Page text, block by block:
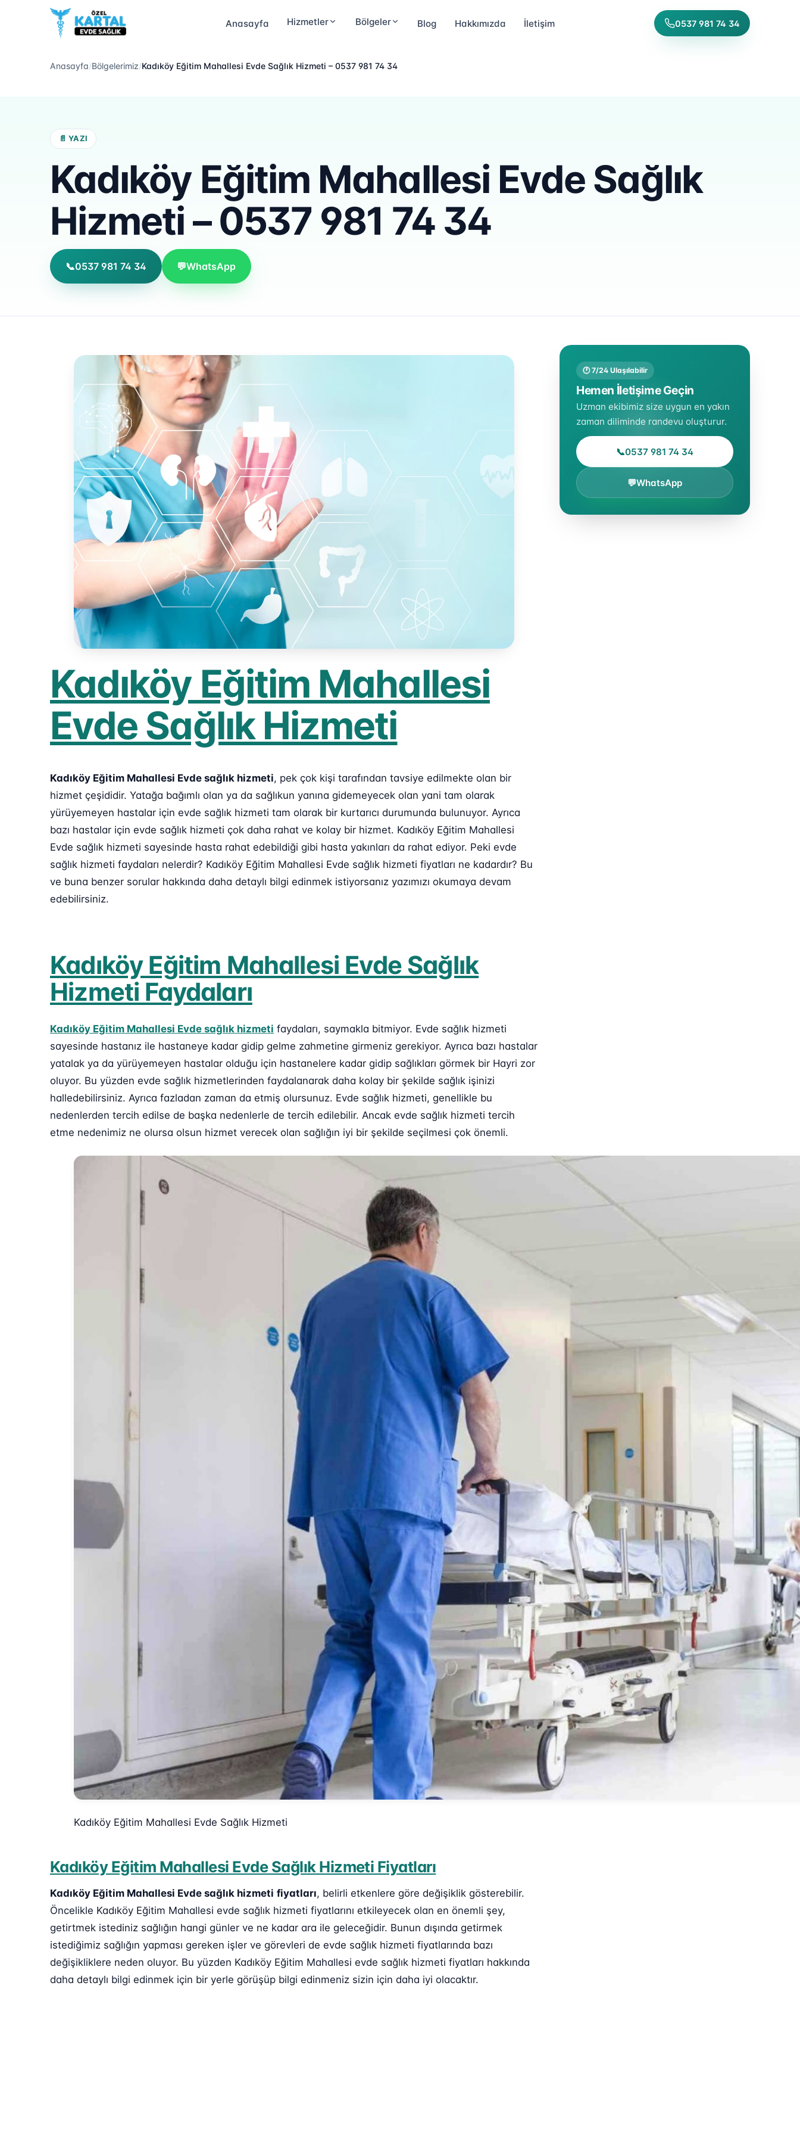
Anasayfa Hizmetler Bölgeler Blog Hakkımızda İletişim 0537 981 74 34
Anasayfa/Bölgelerimiz/Kadıköy Eğitim Mahallesi Evde Sağlık Hizmeti – 0537 981 74 34
📄 YAZI
Kadıköy Eğitim Mahallesi Evde Sağlık
Hizmeti – 0537 981 74 34
📞0537 981 74 34 💬WhatsApp
Kadıköy Eğitim Mahallesi
Evde Sağlık Hizmeti
Kadıköy Eğitim Mahallesi Evde sağlık hizmeti, pek çok kişi tarafından tavsiye edilmekte olan bir
hizmet çeşididir. Yatağa bağımlı olan ya da sağlıkun yanına gidemeyecek olan yani tam olarak
yürüyemeyen hastalar için evde sağlık hizmeti tam olarak bir kurtarıcı durumunda bulunuyor. Ayrıca
bazı hastalar için evde sağlık hizmeti çok daha rahat ve kolay bir hizmet. Kadıköy Eğitim Mahallesi
Evde sağlık hizmeti sayesinde hasta rahat edebildiği gibi hasta yakınları da rahat ediyor. Peki evde
sağlık hizmeti faydaları nelerdir? Kadıköy Eğitim Mahallesi Evde sağlık hizmeti fiyatları ne kadardır? Bu
ve buna benzer sorular hakkında daha detaylı bilgi edinmek istiyorsanız yazımızı okumaya devam
edebilirsiniz.
Kadıköy Eğitim Mahallesi Evde Sağlık
Hizmeti Faydaları
Kadıköy Eğitim Mahallesi Evde sağlık hizmeti faydaları, saymakla bitmiyor. Evde sağlık hizmeti
sayesinde hastanız ile hastaneye kadar gidip gelme zahmetine girmeniz gerekiyor. Ayrıca bazı hastalar
yatalak ya da yürüyemeyen hastalar olduğu için hastanelere kadar gidip sağlıkları görmek bir Hayri zor
oluyor. Bu yüzden evde sağlık hizmetlerinden faydalanarak daha kolay bir şekilde sağlık işinizi
halledebilirsiniz. Ayrıca fazladan zaman da etmiş olursunuz. Evde sağlık hizmeti, genellikle bu
nedenlerden tercih edilse de başka nedenlerle de tercih edilebilir. Ancak evde sağlık hizmeti tercih
etme nedenimiz ne olursa olsun hizmet verecek olan sağlığın iyi bir şekilde seçilmesi çok önemli.
Kadıköy Eğitim Mahallesi Evde Sağlık Hizmeti
Kadıköy Eğitim Mahallesi Evde Sağlık Hizmeti Fiyatları
Kadıköy Eğitim Mahallesi Evde sağlık hizmeti fiyatları, belirli etkenlere göre değişiklik gösterebilir.
Öncelikle Kadıköy Eğitim Mahallesi evde sağlık hizmeti fiyatlarını etkileyecek olan en önemli şey,
getirtmek istediniz sağlığın hangi günler ve ne kadar ara ile geleceğidir. Bunun dışında getirmek
istediğimiz sağlığın yapması gereken işler ve görevleri de evde sağlık hizmeti fiyatlarında bazı
değişikliklere neden oluyor. Bu yüzden Kadıköy Eğitim Mahallesi evde sağlık hizmeti fiyatları hakkında
daha detaylı bilgi edinmek için bir yerle görüşüp bilgi edinmeniz sizin için daha iyi olacaktır.
🕐 7/24 Ulaşılabilir
Hemen İletişime Geçin
Uzman ekibimiz size uygun en yakın
zaman diliminde randevu oluşturur.
📞0537 981 74 34
💬WhatsApp